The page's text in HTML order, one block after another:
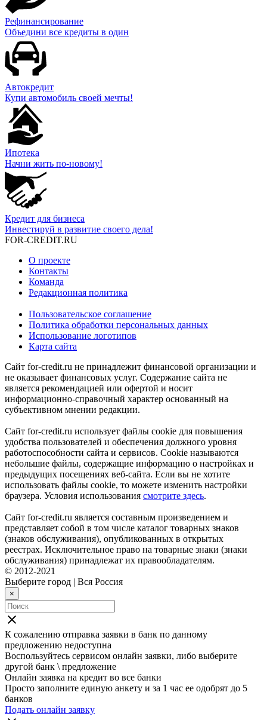
Рефинансирование
Объедини все кредиты в один
Автокредит
Купи автомобиль своей мечты!
Ипотека
Начни жить по-новому!
Кредит для бизнеса
Инвестируй в развитие своего дела!
FOR-CREDIT.RU
О проекте
Контакты
Команда
Редакционная политика
Пользовательское соглашение
Политика обработки персональных данных
Использование логотипов
Карта сайта
Сайт for-credit.ru не принадлежит финансовой организации и
не оказывает финансовых услуг. Содержание сайта не
является рекомендацией или офертой и носит
информационно-справочный характер основанный на
субъективном мнении редакции.
Сайт for-credit.ru использует файлы cookie для повышения
удобства пользователей и обеспечения должного уровня
работоспособности сайта и сервисов. Cookie называются
небольшие файлы, содержащие информацию о настройках и
предыдущих посещениях веб-сайта. Если вы не хотите
использовать файлы cookie, то можете изменить настройки
браузера. Условия использования смотрите здесь.
Сайт for-credit.ru является составным произведением и
представляет собой в том числе каталог товарных знаков
(знаков обслуживания), опубликованных в открытых
реестрах. Исключительное право на товарные знаки (знаки
обслуживания) принадлежат их правообладателям.
© 2012-2021
Выберите город | Вся Россия
×
close
К сожалению отправка заявки в банк по данному
предложению недоступна
Воспользуйтесь сервисом онлайн заявки, либо выберите
другой банк \ предложение
Онлайн заявка на кредит во все банки
Просто заполните единую анкету и за 1 час ее одобрят до 5
банков
Подать онлайн заявку